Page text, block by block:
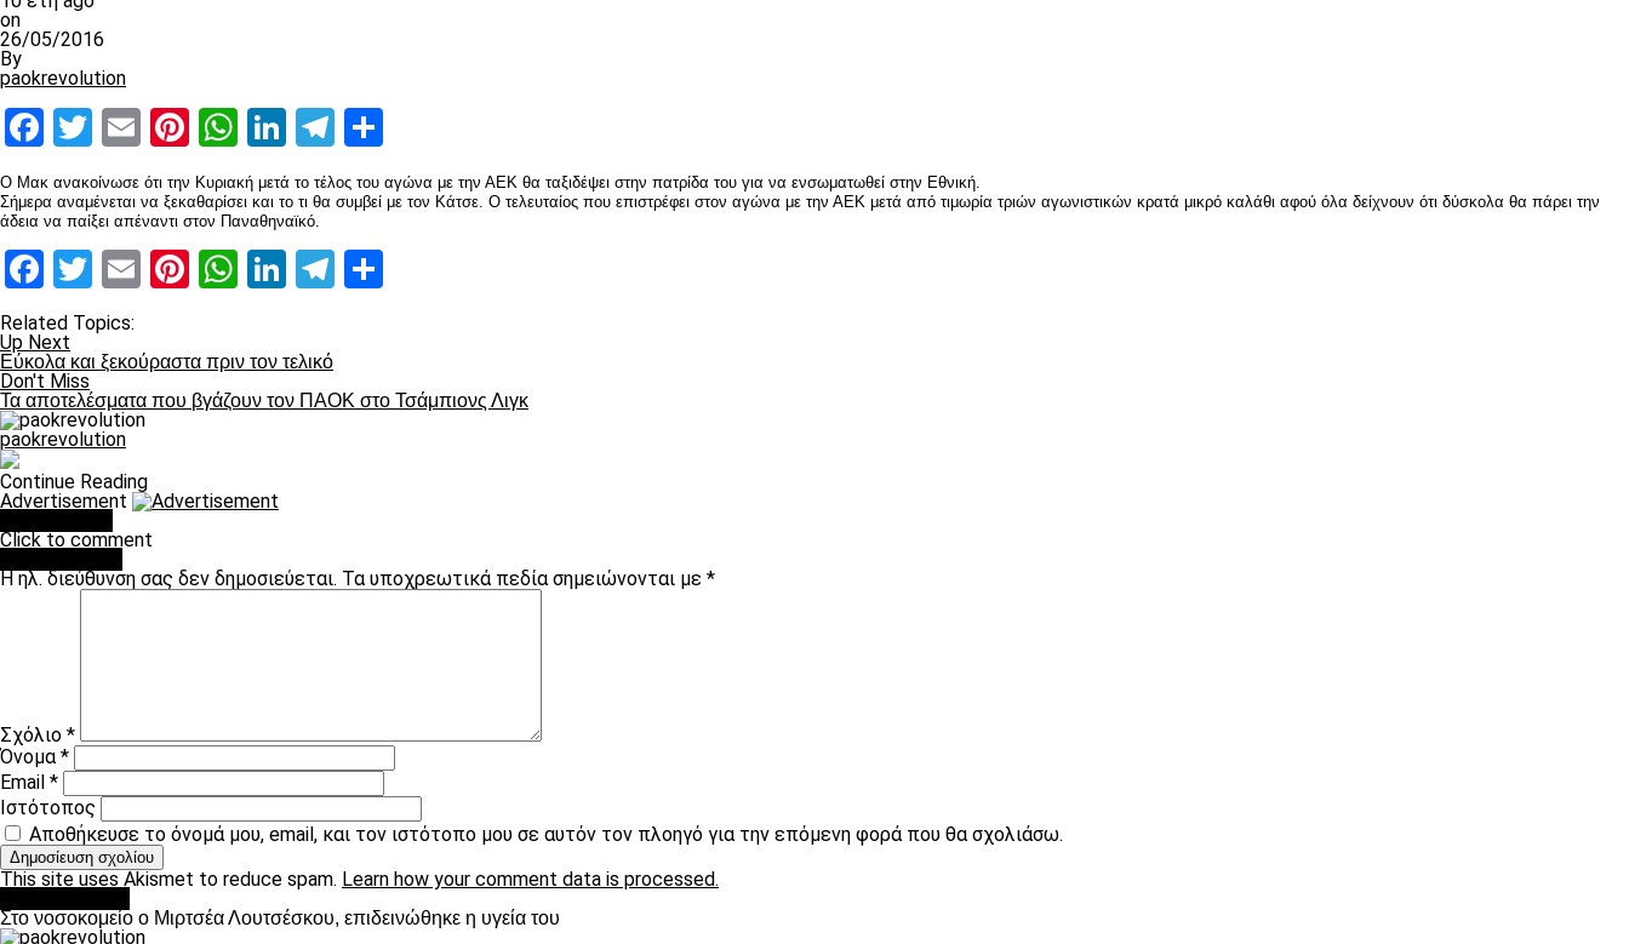
on
26/05/2016
By
paokrevolution
Facebook
Twitter
EmailPinterest
WhatsApp
LinkedIn
Telegram
O Μακ ανακοίνωσε ότι την Κυριακή μετά το τέλος του αγώνα με την ΑΕΚ θα ταξιδέψει στην πατρίδα του για να ενσωματωθεί στην Εθνική.
Σήμερα αναμένεται να ξεκαθαρίσει και το τι θα συμβεί με τον Κάτσε. Ο τελευταίος που επιστρέφει στον αγώνα με την ΑΕΚ μετά από τιμωρία τριών αγωνιστικών κρατά μικρό καλάθι αφού όλα δείχνουν ότι δύσκολα θα πάρει την
άδεια να παίξει απέναντι στον Παναθηναϊκό.
Facebook
Twitter
EmailPinterest
WhatsApp
LinkedIn
Telegram
Related Topics:
Up Next
Εύκολα και ξεκούραστα πριν τον τελικό
Don't Miss
Τα αποτελέσματα που βγάζουν τον ΠΑΟΚ στο Τσάμπιονς Λιγκ
paokrevolution
Continue Reading
Advertisement
Click to comment
Η ηλ. διεύθυνση σας δεν δημοσιεύεται. Τα υποχρεωτικά πεδία σημειώνονται με *
Σχόλιο *
Όνομα*
Email *
Ιστότοπος
Αποθήκευσε το όνομά μου, email, και τον ιστότοπο μου σε αυτόν τον πλοηγό για την επόμενη φορά που θα σχολιάσω.
This site uses Akismet to reduce spam. Learn how your comment data is processed.
Στο νοσοκομείο ο Μιρτσέα Λουτσέσκου, επιδεινώθηκε η υγεία του